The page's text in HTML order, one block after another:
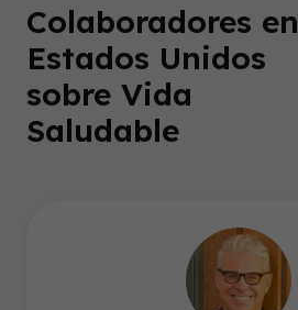
Colaboradores en
Estados Unidos
sobre Vida
Saludable